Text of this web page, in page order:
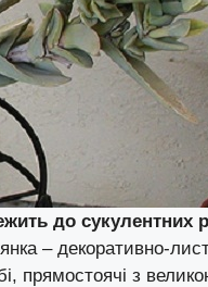
до сукулентних
– декоративно-
прямостоячі з